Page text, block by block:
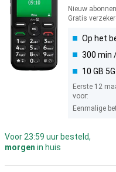
Nieuw
Gratis
Op het
300 min
10 GB 5G
Eerste 12
voor:
Eenmalige
Voor 23:59 uur besteld,
morgen in huis